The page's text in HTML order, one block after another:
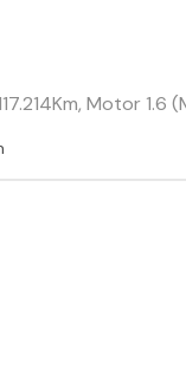
Motor